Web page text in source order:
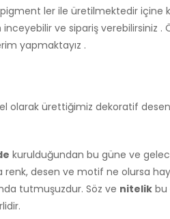
ler ile üretilmektedir içine
ve sipariş verebilirsiniz .
yapmaktayız .
olarak ürettiğimiz dekoratif
kurulduğundan bu güne ve
desen ve motif ne olursa
tutmuşuzdur. Söz ve nitelik bu